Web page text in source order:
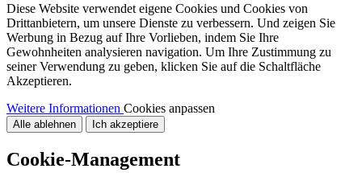
Diese Website verwendet eigene Cookies und Cookies von
Drittanbietern, um unsere Dienste zu verbessern. Und zeigen Sie
Werbung in Bezug auf Ihre Vorlieben, indem Sie Ihre
Gewohnheiten analysieren navigation. Um Ihre Zustimmung zu
seiner Verwendung zu geben, klicken Sie auf die Schaltfläche
Akzeptieren.
Weitere Informationen Cookies anpassen
Alle ablehnen Ich akzeptiere
Cookie-Management